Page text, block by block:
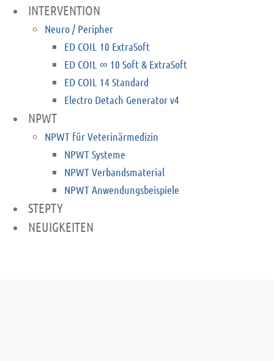
INTERVENTION
Neuro / Peripher
ED COIL 10 ExtraSoft
ED COIL ∞ 10 Soft & ExtraSoft
ED COIL 14 Standard
Electro Detach Generator v4
NPWT
NPWT für Veterinärmedizin
NPWT Systeme
NPWT Verbandsmaterial
NPWT Anwendungsbeispiele
STEPTY
NEUIGKEITEN